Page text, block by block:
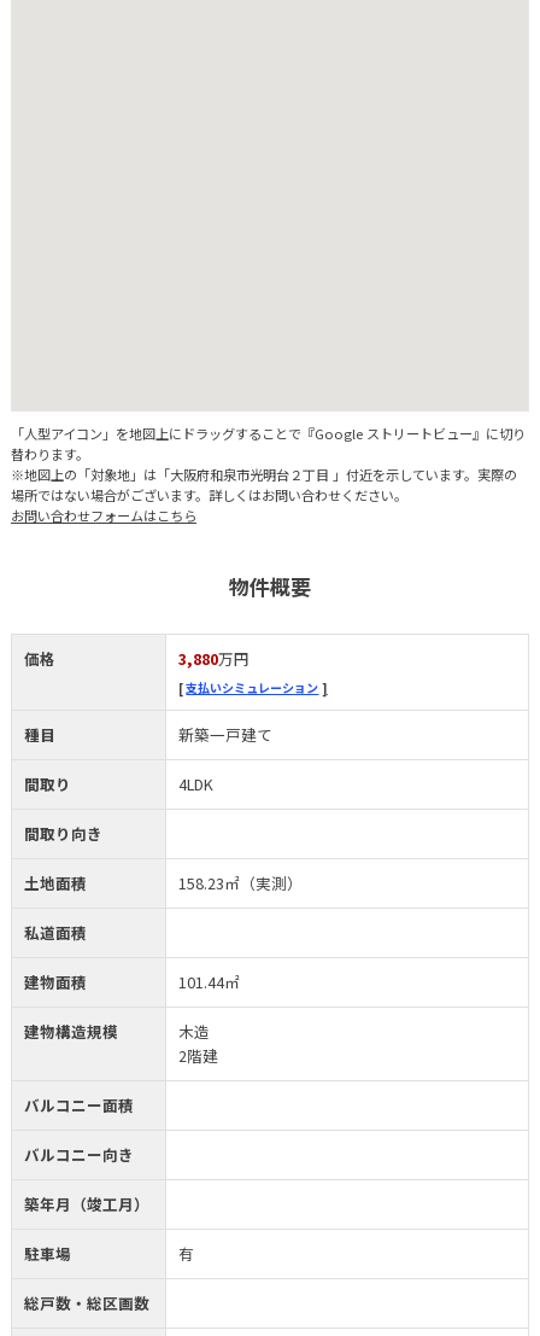
「人型アイコン」を地図上にドラッグすることで『Google ストリートビュー』に切り
替わります。
※地図上の「対象地」は「大阪府和泉市光明台２丁目 」付近を示しています。実際の
場所ではない場合がございます。詳しくはお問い合わせください。
お問い合わせフォームはこちら
物件概要
価格 3,880万円
支払いシミュレーション
種目 新築一戸建て
間取り 4LDK
間取り向き
土地面積 158.23㎡（実測）
私道面積
建物面積 101.44㎡
建物構造規模
木造
2階建
バルコニー面積
バルコニー向き
築年月（竣工月）
駐車場 有
総戸数・総区画数